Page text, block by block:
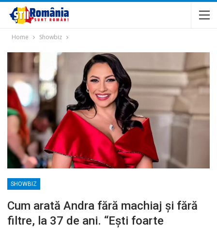
Home Showbiz
SHOWBIZ
Cum arată Andra fără machiaj și fără
filtre, la 37 de ani. “Ești foarte